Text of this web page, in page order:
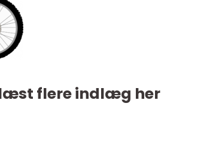
flere indlæg her